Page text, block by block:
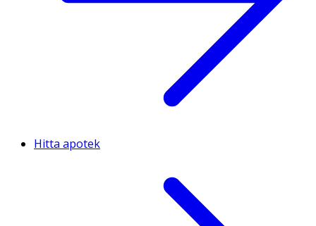
Hitta apotek